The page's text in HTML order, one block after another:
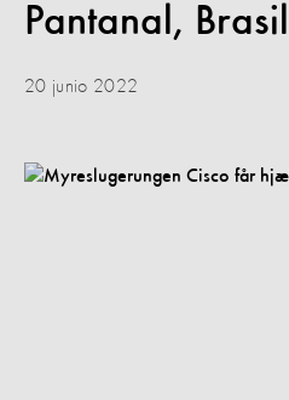
Pantanal, Brasil
20 junio 2022